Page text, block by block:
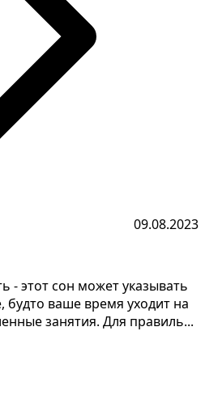
09.08.2023
- этот сон может указывать
ваше время уходит на
занятия. Для правиль...